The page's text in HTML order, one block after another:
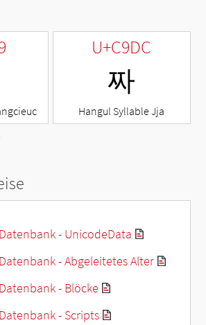
U+C9DC
짜
Hangul Syllable Jja
- UnicodeData
- Abgeleitetes Alter
- Blöcke
- Scripts